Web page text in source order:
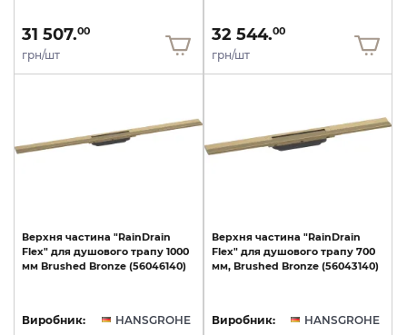
31 507.00
грн/шт
32 544.00
грн/шт
Верхня частина "RainDrain
Flex" для душового трапу 1000
мм Brushed Bronze (56046140)
Виробник: HANSGROHE
Верхня частина "RainDrain
Flex" для душового трапу 700
мм, Brushed Bronze (56043140)
Виробник: HANSGROHE